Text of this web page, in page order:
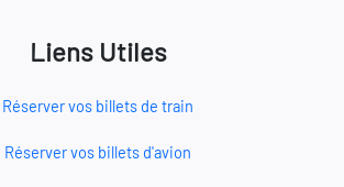
Liens Utiles
Réserver vos billets de train
Réserver vos billets d'avion